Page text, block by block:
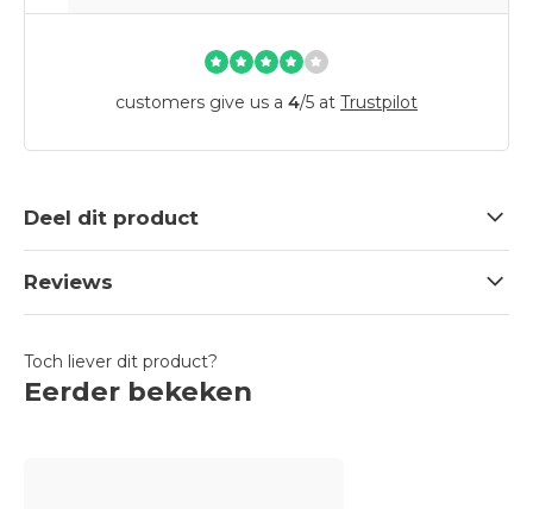
customers give us a 4/5 at Trustpilot
Deel dit product
Reviews
Toch liever dit product?
Eerder bekeken